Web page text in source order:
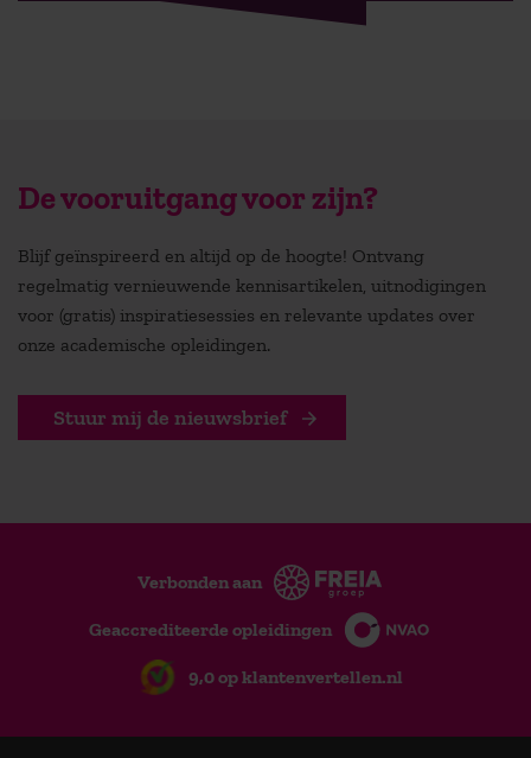
De vooruitgang voor zijn?
Blijf geïnspireerd en altijd op de hoogte! Ontvang
regelmatig vernieuwende kennisartikelen, uitnodigingen
voor (gratis) inspiratiesessies en relevante updates over
onze academische opleidingen.
Stuur mij de nieuwsbrief
Verbonden aan
Geaccrediteerde opleidingen
9,0 op klantenvertellen.nl